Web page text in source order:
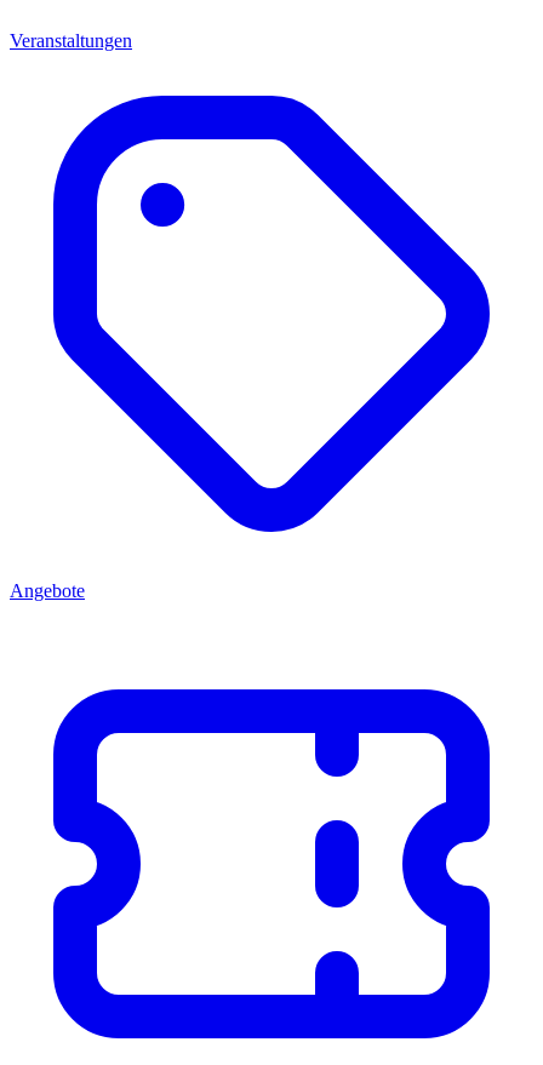
Veranstaltungen
Angebote